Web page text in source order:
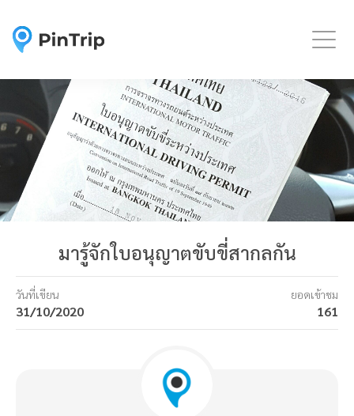
มารู้จักใบอนุญาตขับขี่สากลกัน
วันที่เขียน
31/10/2020
ยอดเข้าชม
161